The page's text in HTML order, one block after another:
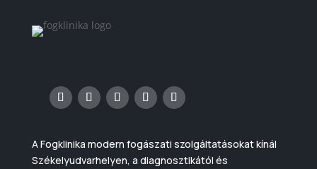
A Fogklinika modern fogászati szolgáltatásokat kínál
Székelyudvarhelyen, a diagnosztikától és